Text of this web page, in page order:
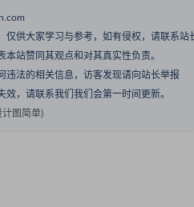
供大家学习与参考，如有侵权，请联系站
站赞同其观点和对其真实性负责。
违法的相关信息，访客发现请向站长举报
，请联系我们我们会第一时间更新。
计图简单)